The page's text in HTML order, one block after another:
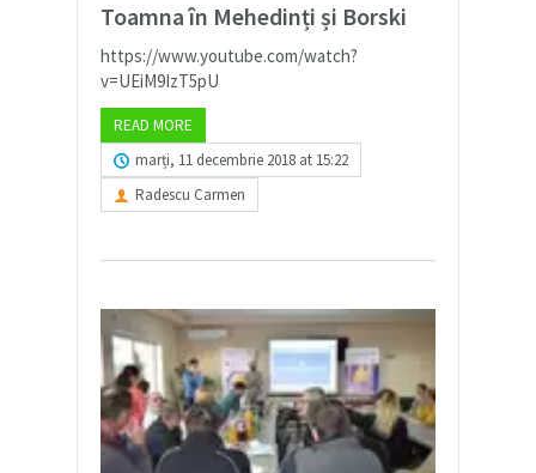
Toamna în Mehedinți și Borski
https://www.youtube.com/watch?
v=UEiM9IzT5pU
READ MORE
marți, 11 decembrie 2018 at 15:22
Radescu Carmen